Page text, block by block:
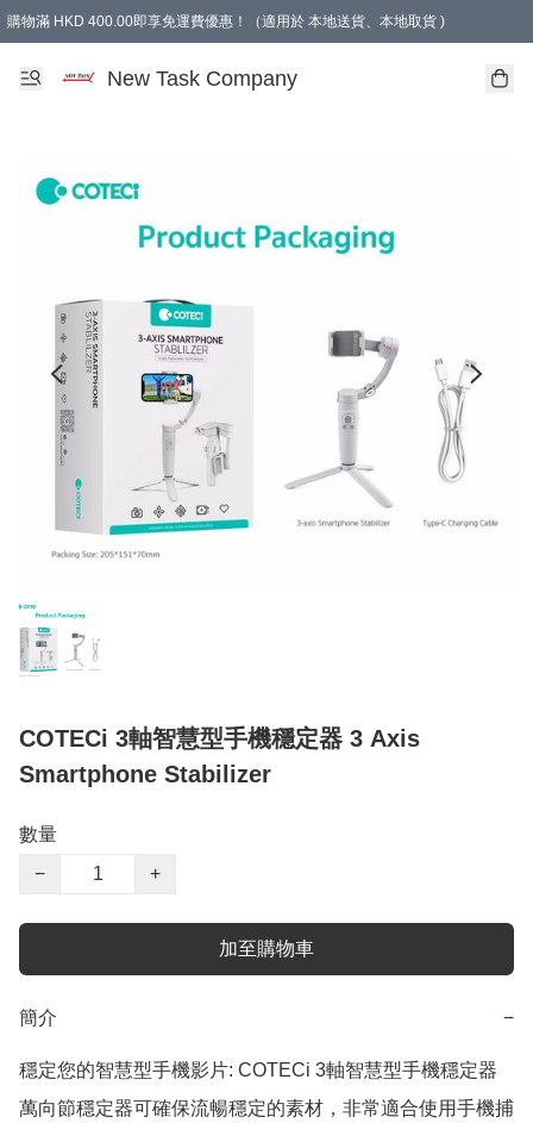
購物滿 HKD 400.00即享免運費優惠！（適用於 本地送貨、本地取貨 )
New Task Company
COTECi 3軸智慧型手機穩定器 3 Axis
Smartphone Stabilizer
數量
−
+
加至購物車
簡介 −
穩定您的智慧型手機影片: COTECi 3軸智慧型手機穩定器
萬向節穩定器可確保流暢穩定的素材，非常適合使用手機捕